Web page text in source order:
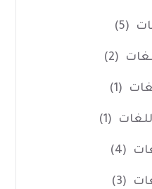
(5)
(2)
(1)
(1)
(4)
(3)